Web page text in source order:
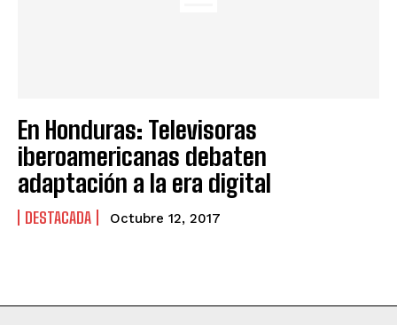
En Honduras: Televisoras
iberoamericanas debaten
adaptación a la era digital
DESTACADA Octubre 12, 2017